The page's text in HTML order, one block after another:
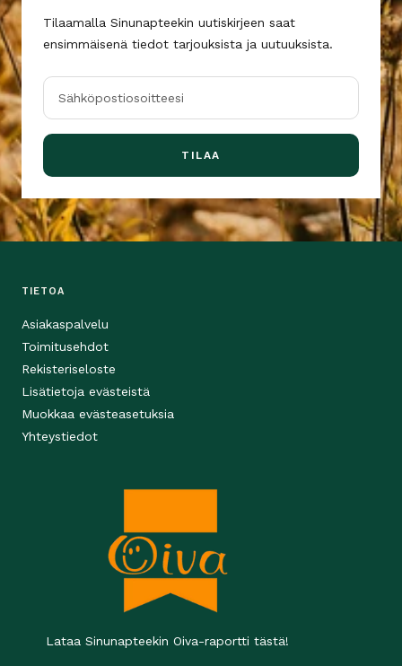
Tilaamalla Sinunapteekin uutiskirjeen saat
ensimmäisenä tiedot tarjouksista ja uutuuksista.
Sähköpostiosoitteesi
TILAA
TIETOA
Asiakaspalvelu
Toimitusehdot
Rekisteriseloste
Lisätietoja evästeistä
Muokkaa evästeasetuksia
Yhteystiedot
Lataa Sinunapteekin Oiva-raportti tästä!